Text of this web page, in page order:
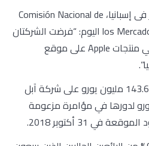
وقال منظم مكافحة الاحتكار فى إسبانيا، Comisión Nacional de
los Mercados y la Competencia (CNMC) اليوم: “فرضت الشركتان
قيودًا دون مبرر على عدد بائعي منتجات Apple على موقع
وفرضت CNMC غرامة قدرها 143.6 مليون يورو على شركة آبل
50.5 مليون يورو لدورها في مؤامرة مزعومة
في 31 أكتوبر 2018.